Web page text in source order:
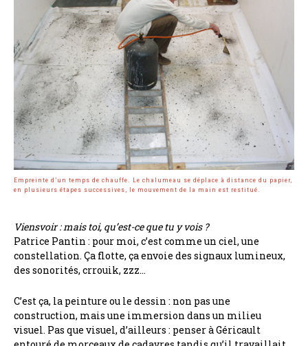
Empreinte d’un temps de chauffe. Le chalumeau se déplace à distance du papier,
en plusieurs étapes successives, le mouvement de la main est restitué.
Viensvoir : mais toi, qu’est-ce que tu y vois ?
Patrice Pantin : pour moi, c’est comme un ciel, une
constellation. Ça flotte, ça envoie des signaux lumineux,
des sonorités, crrouik, zzz…
C’est ça, la peinture ou le dessin : non pas une
construction, mais une immersion dans un milieu
visuel. Pas que visuel, d’ailleurs : penser à Géricault